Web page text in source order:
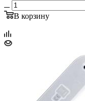
В корзину